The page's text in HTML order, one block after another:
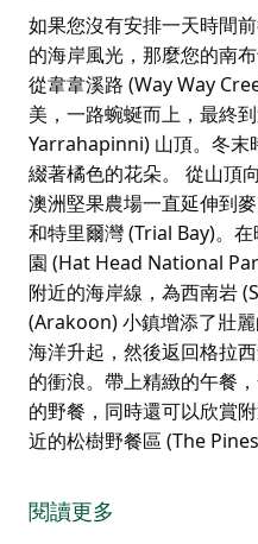
如果您沒有安排一天時間
的海岸風光，那麼您的南
從韋韋溪路 (Way Way
美，一路蜿蜒而上，最終
Yarrahapinni) 山頂。冬末
綴著橘色的花朵。 從山頂
澳洲堅果農場一直延伸到
和特里爾灣 (Trial Bay)。
園 (Hat Head National
附近的海岸線，為西南岩
(Arakoon) 小鎮增添了壯
海洋升起，然後返回格拉
的衝浪。帶上精緻的午餐
的野餐，同時還可以欣賞
近的松樹野餐區 (The
的海岸風光，那麼您的南
從韋韋溪路 (Way Way
閱讀更多